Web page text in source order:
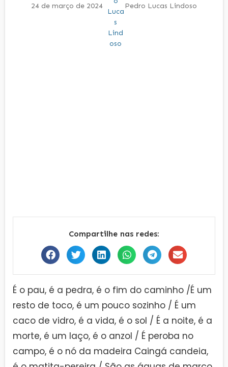
24 de março de 2024 Pedro Lucas Lindoso
Compartilhe nas redes:
É o pau, é a pedra, é o fim do caminho /É um
resto de toco, é um pouco sozinho / É um
caco de vidro, é a vida, é o sol / É a noite, é a
morte, é um laço, é o anzol / É peroba no
campo, é o nó da madeira Caingá candeia,